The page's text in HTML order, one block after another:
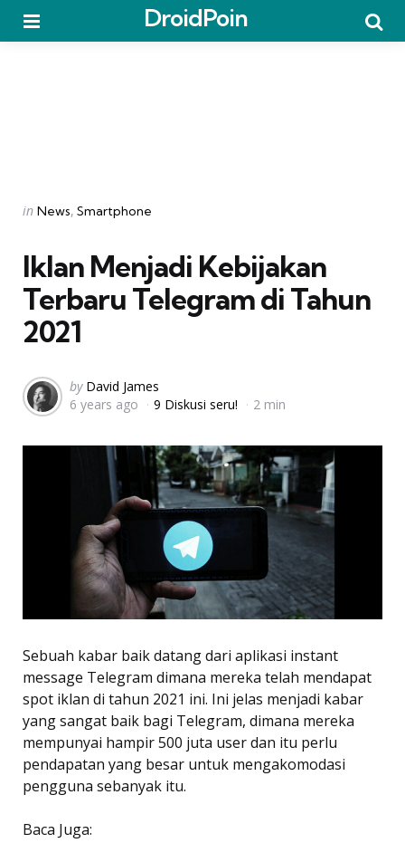
DroidPoin
Categories
Posted
in News Smartphone
Iklan Menjadi Kebijakan
Terbaru Telegram di Tahun
2021
Posted
by
by David James
6 years ago
9 Diskusi seru! 2 min
Sebuah kabar baik datang dari aplikasi instant
message Telegram dimana mereka telah mendapat
spot iklan di tahun 2021 ini. Ini jelas menjadi kabar
yang sangat baik bagi Telegram, dimana mereka
mempunyai hampir 500 juta user dan itu perlu
pendapatan yang besar untuk mengakomodasi
pengguna sebanyak itu.
Baca Juga: